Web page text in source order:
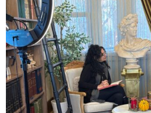
Gezi ve Kültür Yazılarım
Röportajlarım
Destek Olduğum Projeler
Yürüttüğüm Projeler